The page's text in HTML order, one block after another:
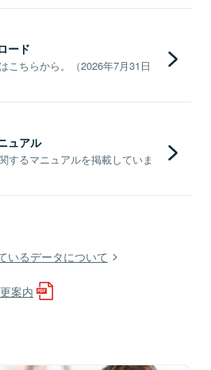
ード
こちらから。（2026年7月31日
ュアル
するマニュアルを掲載していま
いるデータについて
案内